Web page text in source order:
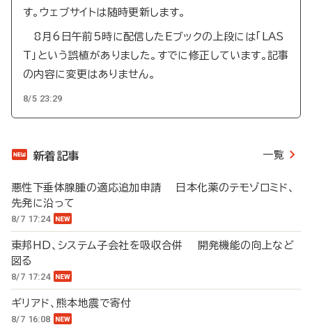
す。ウェブサイトは随時更新します。
8月6日午前5時に配信したEブックの上段には「LAS
T」という誤植がありました。すでに修正しています。記事
の内容に変更はありません。
8/5 23:29
新着記事 一覧
悪性下垂体腺腫の適応追加申請 日本化薬のテモゾロミド、
先発に沿って
8/7 17:24
東邦HD、システム子会社を吸収合併 開発機能の向上など
図る
8/7 17:24
ギリアド、熊本地震で寄付
8/7 16:08